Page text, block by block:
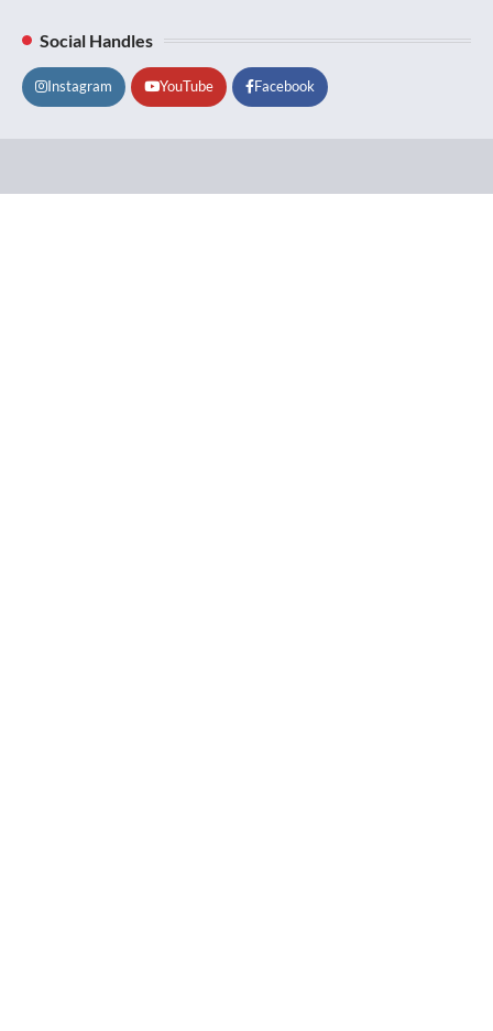
Social Handles
Instagram YouTube Facebook